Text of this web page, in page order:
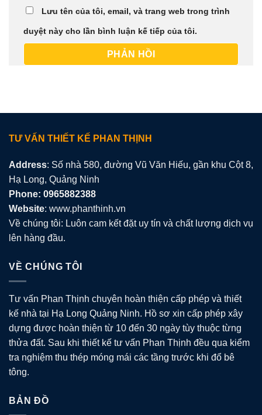
Lưu tên của tôi, email, và trang web trong trình
duyệt này cho lần bình luận kế tiếp của tôi.
TƯ VẤN THIẾT KẾ PHAN THỊNH
Address: Số nhà 580, đường Vũ Văn Hiếu, gần khu Cột 8,
Hạ Long, Quảng Ninh
Phone: 0965882388
Website: www.phanthinh.vn
Về chúng tôi: Luôn cam kết đặt uy tín và chất lượng dịch vụ
lên hàng đầu.
VỀ CHÚNG TÔI
Tư vấn Phan Thịnh chuyên hoàn thiện cấp phép và thiết
kế nhà tại Hạ Long Quảng Ninh. Hồ sơ xin cấp phép xây
dựng được hoàn thiện từ 10 đến 30 ngày tùy thuộc từng
thửa đất. Sau khi thiết kế tư vấn Phan Thịnh đều qua kiểm
tra nghiệm thu thép móng mái các tầng trước khi đổ bê
tông.
BẢN ĐỒ